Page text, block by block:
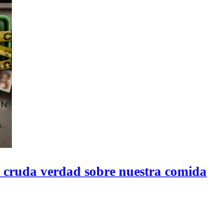
verdad sobre nuestra comida